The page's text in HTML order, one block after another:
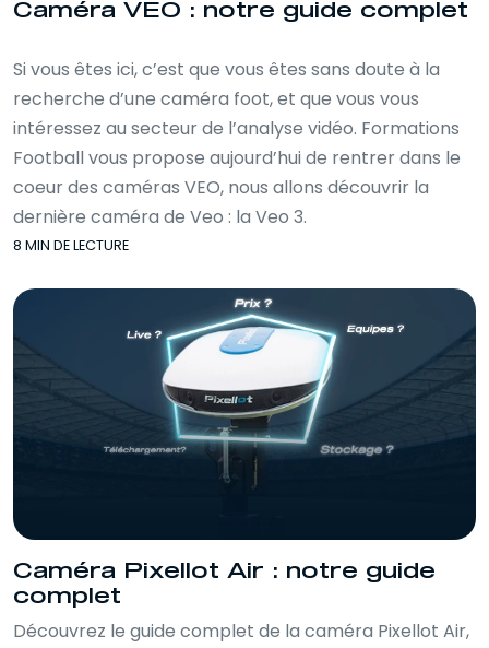
Caméra VEO : notre guide complet
Si vous êtes ici, c’est que vous êtes sans doute à la
recherche d’une caméra foot, et que vous vous
intéressez au secteur de l’analyse vidéo. Formations
Football vous propose aujourd’hui de rentrer dans le
coeur des caméras VEO, nous allons découvrir la
dernière caméra de Veo : la Veo 3.
8 MIN DE LECTURE
Caméra Pixellot Air : notre guide
complet
Découvrez le guide complet de la caméra Pixellot Air,